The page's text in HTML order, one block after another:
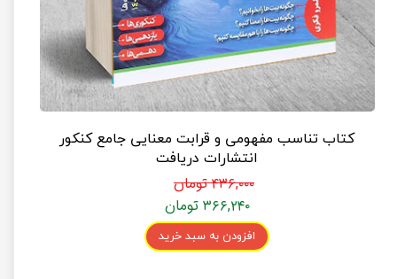
کتاب تناسب مفهومی و قرابت معنایی جامع کنکور
انتشارات دریافت
۴۳۶,۰۰۰ تومان
۳۶۶,۲۴۰ تومان
افزودن به سبد خرید